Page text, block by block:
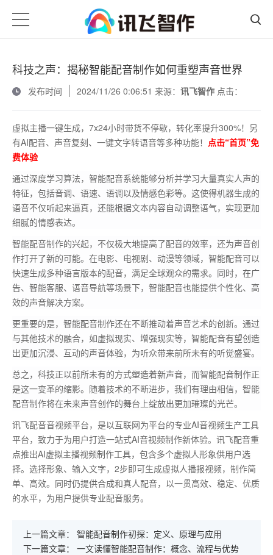
科技之声：揭秘智能配音制作如何重塑声音世界
发布时间
2024/11/26 0:06:51 来源： 讯飞智作 点击：
虚拟主播一键生成，7x24小时带货不停歇，转化率提升300%！另
有AI配音、声音复刻、一键文字转语音等多种功能！ 点击“首页”免
费体验
通过深度学习算法，智能配音系统能够分析并学习大量真实人声的
特征，包括音调、语速、语调以及情感色彩等。这使得机器生成的
语音不仅听起来逼真，还能根据文本内容自动调整语气，实现更加
细腻的情感表达。
智能配音制作的兴起，不仅极大地提高了配音的效率，还为声音创
作打开了新的可能。在电影、电视剧、动漫等领域，智能配音可以
快速生成多种语言版本的配音，满足全球观众的需求。同时，在广
告、智能客服、语音导航等场景下，智能配音也能提供个性化、高
效的声音解决方案。
更重要的是，智能配音制作还在不断推动着声音艺术的创新。通过
与其他技术的融合，如虚拟现实、增强现实等，智能配音有望创造
出更加沉浸、互动的声音体验，为听众带来前所未有的听觉盛宴。
总之，科技正以前所未有的方式塑造着新声音，而智能配音制作正
是这一变革的缩影。随着技术的不断进步，我们有理由相信，智能
配音制作将在未来声音创作的舞台上绽放出更加璀璨的光芒。
讯飞配音音视频平台，是以互联网为平台的专业AI音视频生产工具
平台，致力于为用户打造一站式AI音视频制作新体验。讯飞配音重
点推出AI虚拟主播视频制作工具，包含多个虚拟人形象供用户选
择。选择形象、输入文字，2步即可生成虚拟人播报视频，制作简
单、高效。同时仍提供合成和真人配音，以一贯高效、稳定、优质
的水平，为用户提供专业配音服务。
上一篇文章： 智能配音制作初探：定义、原理与应用
下一篇文章： 一文读懂智能配音制作：概念、流程与优势